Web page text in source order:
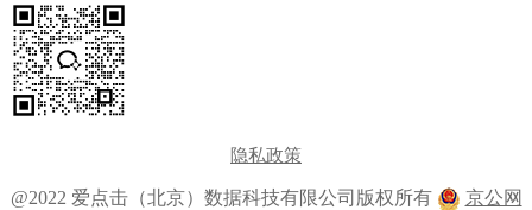
隐私政策
@2022 爱点击（北京）数据科技有限公司版权所有
京公网